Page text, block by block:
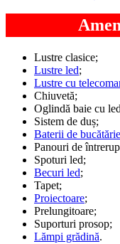
Lustre clasice;
Lustre led;
Lustre cu
Chiuvetă;
Oglindă baie cu
Sistem de duș;
Baterii de bucătărie
Panouri de
Spoturi led;
Becuri led;
Tapet;
Proiectoare;
Prelungitoare;
Suporturi prosop;
Lămpi grădină.